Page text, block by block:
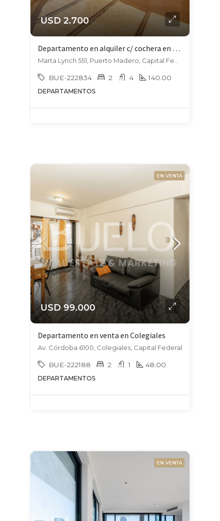
USD 2.700
Departamento en alquiler c/ cochera en Puerto Madero
BUE-222834 2 4 140.00
DEPARTAMENTOS
EN VENTA
USD 99.000
Departamento en venta en Colegiales
Av. Córdoba 6100, Colegiales, Capital Federal
BUE-222188 2 1 48.00
DEPARTAMENTOS
EN VENTA